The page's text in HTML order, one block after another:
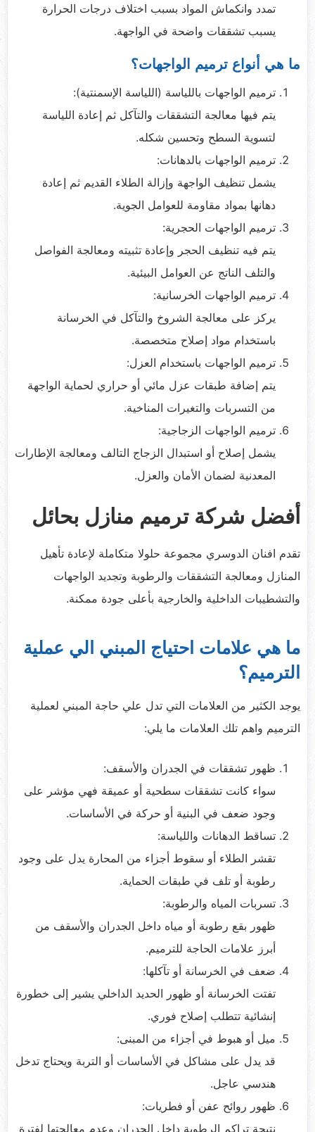
تمدد وانكماش المواد بسبب اختلاف درجات الحرارة
يسبب تشققات واضحة في الواجهة.
ما هي أنواع ترميم الواجهات؟
ترميم الواجهات باللياسة (اللياسة الإسمنتية):
يتم فيها معالجة التشققات والتآكل ثم إعادة اللياسة
لتسوية السطح وتحسين شكله.
ترميم الواجهات بالدهانات:
يشمل تنظيف الواجهة وإزالة الطلاء القديم ثم إعادة
دهانها بمواد مقاومة للعوامل الجوية.
ترميم الواجهات الحجرية:
يتم فيه تنظيف الحجر وإعادة تثبيته ومعالجة الفواصل
والتلف الناتج عن العوامل البيئية.
ترميم الواجهات الخرسانية:
يركز على معالجة الشروخ والتآكل في الخرسانة
باستخدام مواد إصلاح متخصصة.
ترميم الواجهات باستخدام العزل:
يتم إضافة طبقات عزل مائي أو حراري لحماية الواجهة
من التسربات والتغيرات المناخية.
ترميم الواجهات الزجاجية:
يشمل إصلاح أو استبدال الزجاج التالف ومعالجة الإطارات
المعدنية لضمان الأمان والعزل.
أفضل شركة ترميم منازل بحائل
تقدم افنان الدوسري مجموعة حلولا متكاملة لإعادة تأهيل
المنازل ومعالجة التشققات والرطوبة وتجديد الواجهات
والتشطيبات الداخلية والخارجية بأعلى جودة ممكنة.
ما هي علامات احتياج المبني الي عملية
الترميم؟
يوجد الكثير من العلامات التي تدل علي حاجة المبني لعملية
الترميم واهم تلك العلامات ما يلي:
ظهور تشققات في الجدران والأسقف:
سواء كانت تشققات سطحية أو عميقة فهي مؤشر على
وجود ضعف في البنية أو حركة في الأساسات.
تساقط الدهانات واللياسة:
تقشر الطلاء أو سقوط أجزاء من المحارة يدل على وجود
رطوبة أو تلف في طبقات الحماية.
تسربات المياه والرطوبة:
ظهور بقع رطوبة أو مياه داخل الجدران والأسقف من
أبرز علامات الحاجة للترميم.
ضعف في الخرسانة أو تآكلها:
تفتت الخرسانة أو ظهور الحديد الداخلي يشير إلى خطورة
إنشائية تتطلب إصلاح فوري.
ميل أو هبوط في أجزاء من المبنى:
قد يدل على مشاكل في الأساسات أو التربة ويحتاج تدخل
هندسي عاجل.
ظهور روائح عفن أو فطريات:
نتيجة تراكم الرطوبة داخل الجدران وعدم معالجتها لفترة